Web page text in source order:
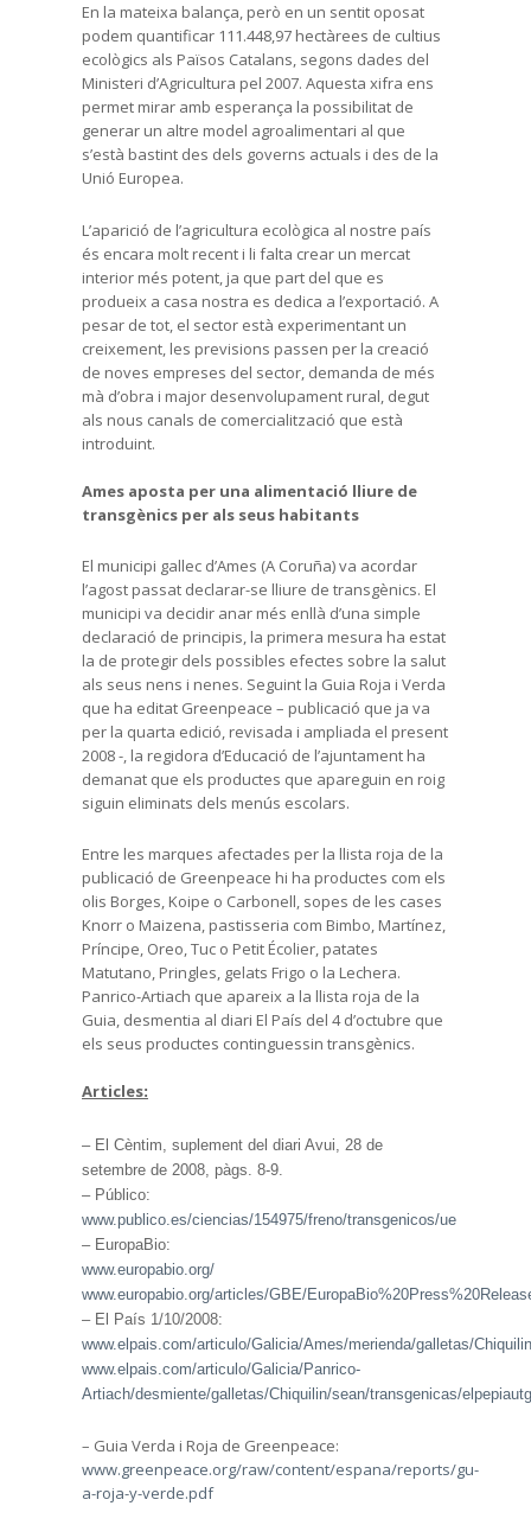
En la mateixa balança, però en un sentit oposat
podem quantificar 111.448,97 hectàrees de cultius
ecològics als Països Catalans, segons dades del
Ministeri d’Agricultura pel 2007. Aquesta xifra ens
permet mirar amb esperança la possibilitat de
generar un altre model agroalimentari al que
s’està bastint des dels governs actuals i des de la
Unió Europea.
L’aparició de l’agricultura ecològica al nostre país
és encara molt recent i li falta crear un mercat
interior més potent, ja que part del que es
produeix a casa nostra es dedica a l’exportació. A
pesar de tot, el sector està experimentant un
creixement, les previsions passen per la creació
de noves empreses del sector, demanda de més
mà d’obra i major desenvolupament rural, degut
als nous canals de comercialització que està
introduint.
Ames aposta per una alimentació lliure de
transgènics per als seus habitants
El municipi gallec d’Ames (A Coruña) va acordar
l’agost passat declarar-se lliure de transgènics. El
municipi va decidir anar més enllà d’una simple
declaració de principis, la primera mesura ha estat
la de protegir dels possibles efectes sobre la salut
als seus nens i nenes. Seguint la Guia Roja i Verda
que ha editat Greenpeace – publicació que ja va
per la quarta edició, revisada i ampliada el present
2008 -, la regidora d’Educació de l’ajuntament ha
demanat que els productes que apareguin en roig
siguin eliminats dels menús escolars.
Entre les marques afectades per la llista roja de la
publicació de Greenpeace hi ha productes com els
olis Borges, Koipe o Carbonell, sopes de les cases
Knorr o Maizena, pastisseria com Bimbo, Martínez,
Príncipe, Oreo, Tuc o Petit Écolier, patates
Matutano, Pringles, gelats Frigo o la Lechera.
Panrico-Artiach que apareix a la llista roja de la
Guia, desmentia al diari El País del 4 d’octubre que
els seus productes continguessin transgènics.
Articles:
– El Cèntim, suplement del diari Avui, 28 de
setembre de 2008, pàgs. 8-9.
– Público:
www.publico.es/ciencias/154975/freno/transgenicos/ue
– EuropaBio:
www.europabio.org/
www.europabio.org/articles/GBE/
– El País 1/10/2008:
www.elpais.com/articulo/Galicia/Ames/merienda/galletas/
www.elpais.com/articulo/Galicia/Panrico-
Artiach/desmiente/galletas/Chiquilin/sean/transgenicas/
– Guia Verda i Roja de Greenpeace:
www.greenpeace.org/raw/content/espana/reports/gu-
a-roja-y-verde.pdf